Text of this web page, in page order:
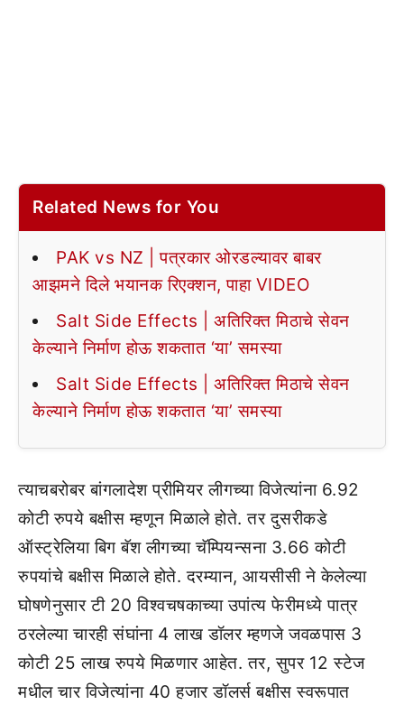
Related News for You
PAK vs NZ | पत्रकार ओरडल्यावर बाबर
आझमने दिले भयानक रिएक्शन, पाहा VIDEO
Salt Side Effects | अतिरिक्त मिठाचे सेवन
केल्याने निर्माण होऊ शकतात ‘या’ समस्या
Salt Side Effects | अतिरिक्त मिठाचे सेवन
केल्याने निर्माण होऊ शकतात ‘या’ समस्या
त्याचबरोबर बांगलादेश प्रीमियर लीगच्या विजेत्यांना 6.92
कोटी रुपये बक्षीस म्हणून मिळाले होते. तर दुसरीकडे
ऑस्ट्रेलिया बिग बॅश लीगच्या चॅम्पियन्सना 3.66 कोटी
रुपयांचे बक्षीस मिळाले होते. दरम्यान, आयसीसी ने केलेल्या
घोषणेनुसार टी 20 विश्वचषकाच्या उपांत्य फेरीमध्ये पात्र
ठरलेल्या चारही संघांना 4 लाख डॉलर म्हणजे जवळपास 3
कोटी 25 लाख रुपये मिळणार आहेत. तर, सुपर 12 स्टेज
मधील चार विजेत्यांना 40 हजार डॉलर्स बक्षीस स्वरूपात